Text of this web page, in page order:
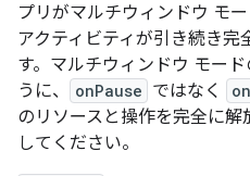
プリがマルチウィンドウ モ
アクティビティが引き続き
す。マルチウィンドウ モー
うに、
onPause ではなく
のリソースと操作を完全に
してください。